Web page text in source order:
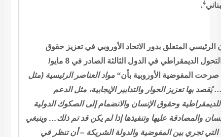
.4
الرئيسي المتعلق بدور الاتحاد الأوروبي في تعزيز حقوق
الإنسان والتحول الديمقراطي في الدول الثالثة الصادر في 8 مايو/
صرحت المفوضية الأوروبية بأن“مواد العناصر الرئيسية (مثل
يُقصد بها تعزيز الحوار والتدابير الإيجابية، مثل الدعم
للديمقراطية وحقوق الإنسان والانضمام إلى الصكوك الدولية
والمصادقة عليها وتنفيذها إذا لم يكن قد تم ذلك… وينبغي
التي تجري بين المفوضية والدولة الشريكة – أن تنظر في